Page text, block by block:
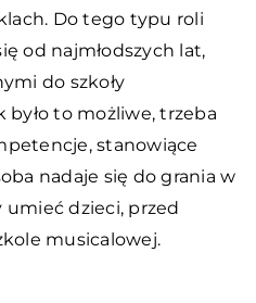
Do tego typu roli
od najmłodszych lat,
do szkoły
było to możliwe, trzeba
stanowiące
nadaje się do grania w
umieć dzieci, przed
musicalowej.